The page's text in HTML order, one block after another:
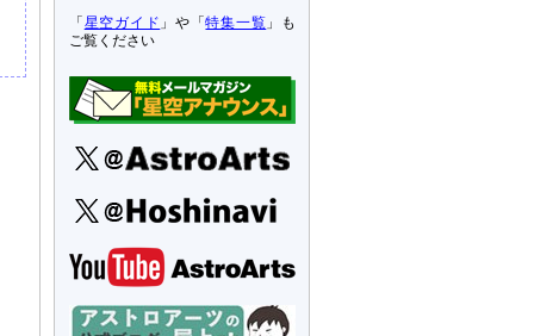
「 星空ガイド 」や「特集一覧 」も
ご覧ください